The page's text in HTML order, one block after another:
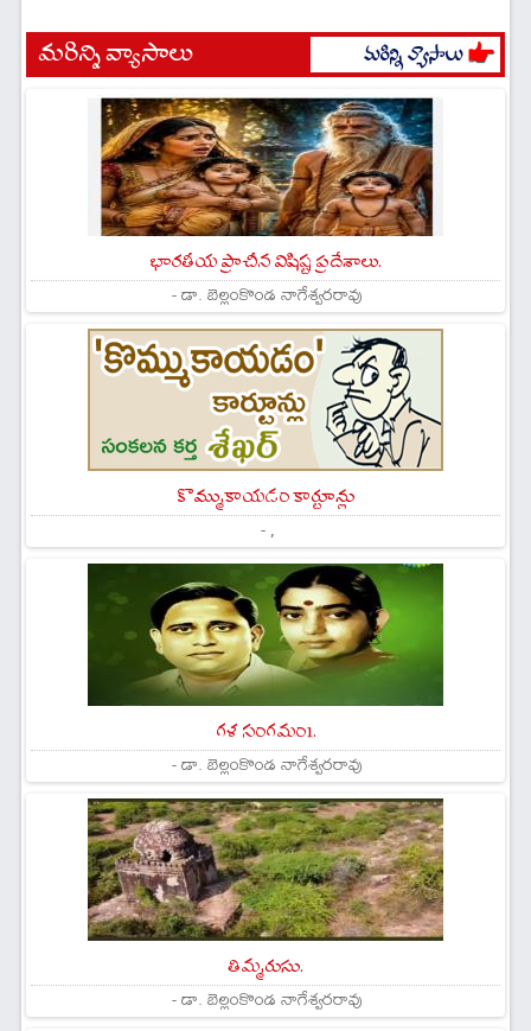
మరిన్ని వ్యాసాలు
భారతీయ ప్రాచీన విషిష్ట ప్రదేశాలు.
- డా. బెల్లంకొండ నాగేశ్వరరావు
కొమ్ముకాయడం కార్టూన్లు
- ,
గళ సంగమం1.
- డా. బెల్లంకొండ నాగేశ్వరరావు
తిమ్మరుసు.
- డా. బెల్లంకొండ నాగేశ్వరరావు